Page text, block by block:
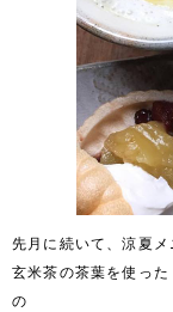
先月に続いて、涼夏メ
玄米茶の茶葉を使っ
の